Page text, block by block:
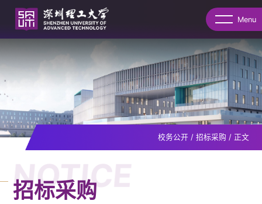
Menu
校务公开/ 招标采购 / 正文
NOTICE
招标采购